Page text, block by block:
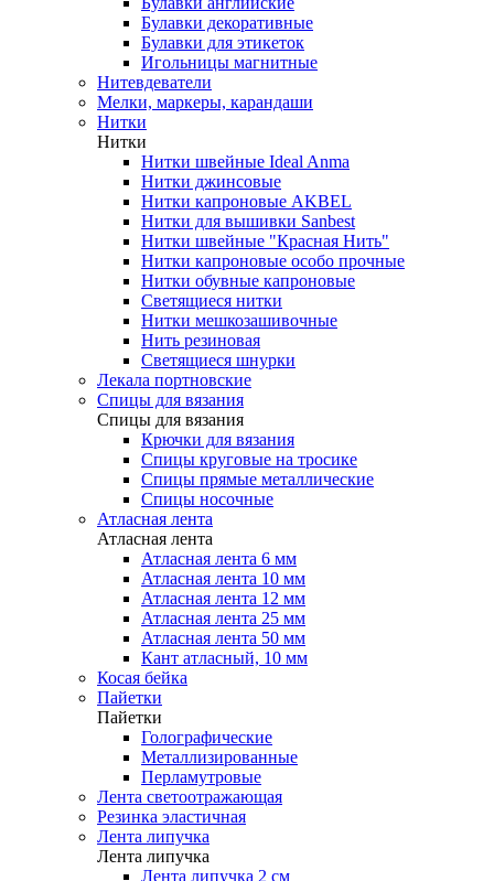
Булавки декоративные
Булавки для этикеток
Игольницы магнитные
Нитевдеватели
Мелки, маркеры, карандаши
Нитки
Нитки
Нитки швейные Ideal Anma
Нитки джинсовые
Нитки капроновые AKBEL
Нитки для вышивки Sanbest
Нитки швейные "Красная Нить"
Нитки капроновые особо прочные
Нитки обувные капроновые
Светящиеся нитки
Нитки мешкозашивочные
Нить резиновая
Светящиеся шнурки
Лекала портновские
Спицы для вязания
Спицы для вязания
Крючки для вязания
Спицы круговые на тросике
Спицы прямые металлические
Спицы носочные
Атласная лента
Атласная лента
Атласная лента 6 мм
Атласная лента 10 мм
Атласная лента 12 мм
Атласная лента 25 мм
Атласная лента 50 мм
Кант атласный, 10 мм
Косая бейка
Пайетки
Пайетки
Голографические
Металлизированные
Перламутровые
Лента светоотражающая
Резинка эластичная
Лента липучка
Лента липучка
Лента липучка 2 см